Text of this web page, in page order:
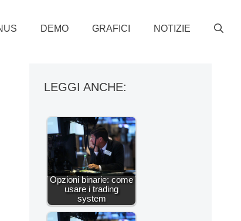
DEMO GRAFICI NOTIZIE
LEGGI ANCHE:
Opzioni binarie: come
usare i trading
system